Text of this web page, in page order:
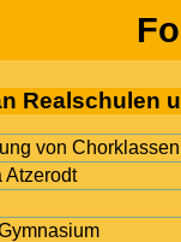
Realschulen
von
Atzerodt